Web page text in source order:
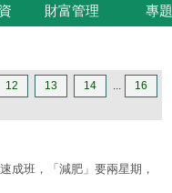
財富管理 專題
12 13 14 ... 16
成班，「減肥」要兩星期，